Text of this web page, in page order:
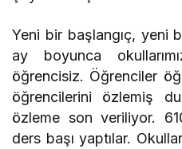
Yeni bir başlangıç, yeni
ay boyunca
öğrencisiz. Öğrenciler
öğrencilerini özlemiş
özleme son veriliyor.
ders başı yaptılar.